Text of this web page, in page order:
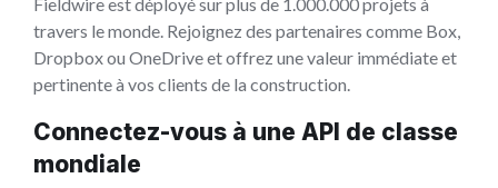
travers le monde. Rejoignez des partenaires comme Box,
Dropbox ou OneDrive et offrez une valeur immédiate et
pertinente à vos clients de la construction.
Connectez-vous à une API de classe
mondiale